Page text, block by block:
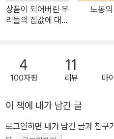
까지 일할 수 있게 하려는 제도
사람들이 일에서 자유로워지지
점점 더 좁아졌다. 저자는 이렇
나기 위해 반드시 필요한 활동이
기 때문에 시간 불평등이야말로
악”(5면)이라고 경고한다. 단순
는 데서 그치지 않고 우리의 시간
상품이 되어버린 우
리들의 집값에 대하
노동의
4
100자평
11
리뷰 마
이 책에 내가 남긴 글
로그인하면 내가 남긴 글과 친구